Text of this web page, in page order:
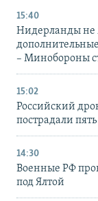
15:40
Нидерланды не
– Минобороны
15:02
Российский
пострадали
14:30
Военные РФ
под Ялтой